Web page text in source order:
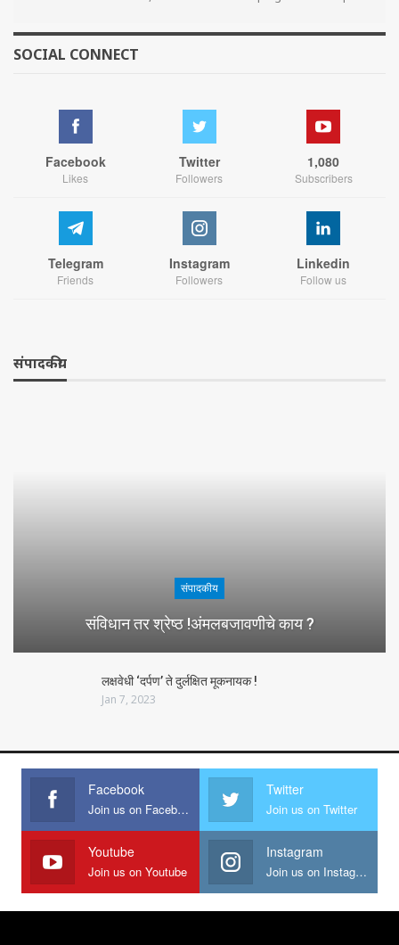
SOCIAL CONNECT
Facebook
Likes
Twitter
Followers
1,080
Subscribers
Telegram
Friends
Instagram
Followers
Linkedin
Follow us
संपादकीय
संपादकीय
संविधान तर श्रेष्ठ !अंमलबजावणीचे काय ?
लक्षवेधी ‘दर्पण’ ते दुर्लक्षित मूकनायक !
Jan 7, 2023
Facebook
Join us on Facebook
Twitter
Join us on Twitter
Youtube
Join us on Youtube
Instagram
Join us on Instagram